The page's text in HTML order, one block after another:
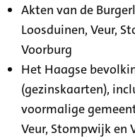
Akten van de
Loosduinen, Veur,
Voorburg
Het Haagse
(gezinskaarten),
voormalige
Veur, Stompwijk en